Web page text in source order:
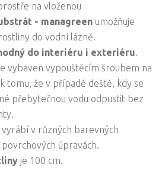
na vloženou
- managreen umožňuje
do vodní lázně.
do interiéru i exteriéru.
vybaven vypouštěcím šroubem na
tomu, že v případě deště, kdy se
přebytečnou vodu odpustit bez
vyrábí v různých barevných
úpravách.
je 100 cm.